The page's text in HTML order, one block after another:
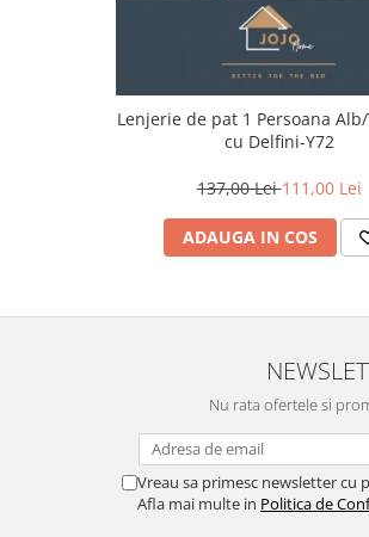
Lenjerie de pat 1 Persoana
cu Delfini-Y72
137,00 Lei111,00 Lei
ADAUGA IN COS
Nu rata ofertele si
Vreau sa primesc newsletter cu
Afla mai multe in Politica de